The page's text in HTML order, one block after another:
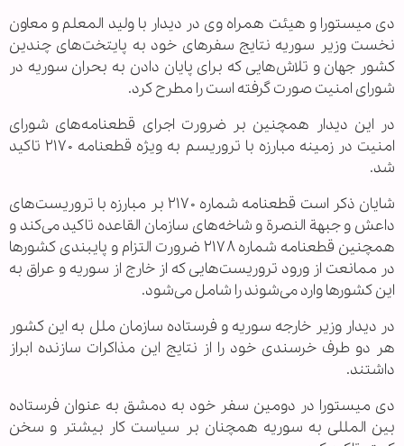
دی میستورا و هیئت همراه وی در دیدار با ولید المعلم و معاون
نخست وزیر سوریه نتایج سفرهای خود به پایتخت‌های چندین
کشور جهان و تلاش‌هایی که برای پایان دادن به بحران سوریه در
شورای امنیت صورت گرفته است را مطرح کرد.
در این دیدار همچنین بر ضرورت اجرای قطعنامه‌های شورای
امنیت در زمینه مبارزه با تروریسم به ویژه قطعنامه ۲۱۷۰ تاکید
شد.
شایان ذکر است قطعنامه شماره ۲۱۷۰ بر مبارزه با تروریست‌های
داعش و جبهة النصرة و شاخه‌های سازمان القاعده تاکید می‌کند و
همچنین قطعنامه شماره ۲۱۷۸ ضرورت التزام و پایبندی کشور‌ها
در ممانعت از ورود تروریست‌هایی که از خارج از سوریه و عراق به
این کشور‌ها وارد می‌شوند را شامل می‌شود.
در دیدار وزیر خارجه سوریه و فرستاده سازمان ملل به این کشور
هر دو طرف خرسندی خود را از نتایج این مذاکرات سازنده ابراز
داشتند.
دی میستورا در دومین سفر خود به دمشق به عنوان فرستاده
بین المللی به سوریه همچنان بر سیاست کار بیشتر و سخن